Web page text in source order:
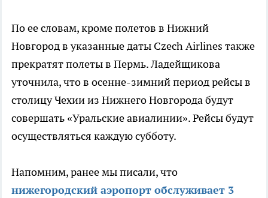
По ее словам, кроме полетов в Нижний
Новгород в указанные даты Czech Airlines также
прекратят полеты в Пермь. Ладейщикова
уточнила, что в осенне-зимний период рейсы в
столицу Чехии из Нижнего Новгорода будут
совершать «Уральские авиалинии». Рейсы будут
осуществляться каждую субботу.
Напомним, ранее мы писали, что
нижегородский аэропорт обслуживает 3